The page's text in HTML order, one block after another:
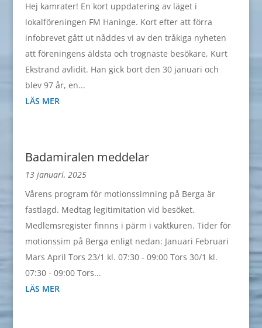
Hej kamrater! En kort uppdatering av läget i
lokalföreningen FM Haninge. Kort efter att förra
infobrevet gått ut nåddes vi av den tråkiga nyheten
att föreningens äldsta och trognaste besökare, Kurt
Ekstrand avlidit. Han gick bort den 30 januari och
blev 97 år, en...
LÄS MER
Badamiralen meddelar
13 januari, 2025
Vårens program för motionssimning på Berga är
fastlagd. Medtag legitimitation vid besöket.
Medlemsregister finnns i pärm i vaktkuren. Tider för
motionssim på Berga enligt nedan: Januari Februari
Mars April Tors 23/1 kl. 07:30 - 09:00 Tors 30/1 kl.
07:30 - 09:00 Tors...
LÄS MER